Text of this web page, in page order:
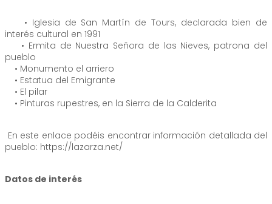
• Iglesia de San Martín de Tours, declarada bien de
interés cultural en 1991
• Ermita de Nuestra Señora de las Nieves, patrona del
pueblo
• Monumento el arriero
• Estatua del Emigrante
• El pilar
• Pinturas rupestres, en la Sierra de la Calderita
En este enlace podéis encontrar información detallada del
pueblo: https://lazarza.net/
Datos de interés